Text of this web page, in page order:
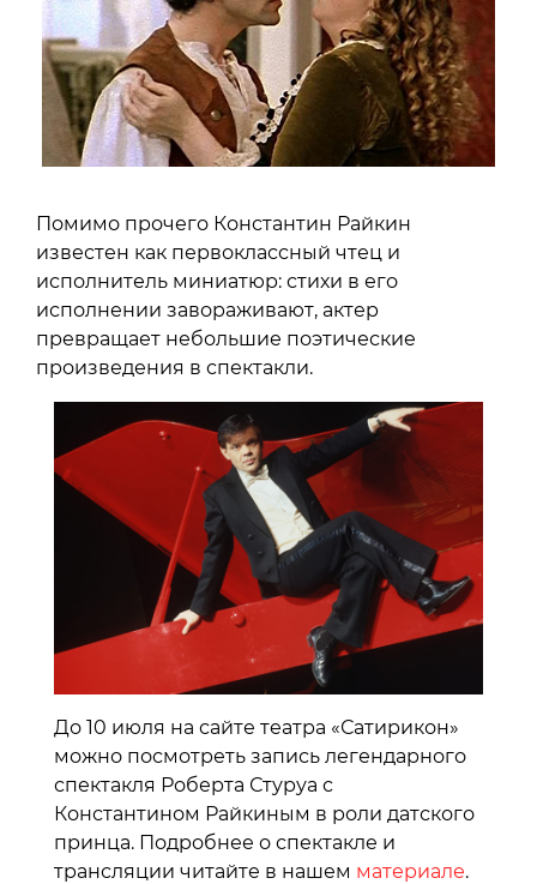
Помимо прочего Константин Райкин
известен как первоклассный чтец и
исполнитель миниатюр: стихи в его
исполнении завораживают, актер
превращает небольшие поэтические
произведения в спектакли.
До 10 июля на сайте театра «Сатирикон»
можно посмотреть запись легендарного
спектакля Роберта Стуруа с
Константином Райкиным в роли датского
принца. Подробнее о спектакле и
трансляции читайте в нашем материале.